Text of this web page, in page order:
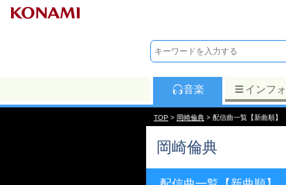
音楽 インフォ
TOP > 岡崎倫典 > 配信曲一覧【新曲順】
岡崎倫典